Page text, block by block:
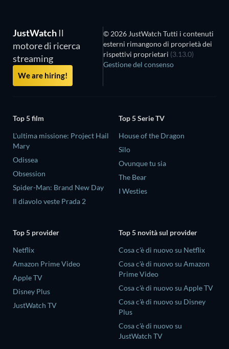
JustWatch Il
motore di ricerca
streaming
We are hiring!
© 2026 JustWatch Tutti i contenuti
esterni rimangono di proprietà dei
rispettivi proprietari (3.13.0)
Gestione del consenso
Top 5 film
L'ultima missione: Project Hail
Mary
Odissea
Obsession
Spider-Man: Brand New Day
Il diavolo veste Prada 2
Top 5 Serie TV
House of the Dragon
Silo
Ovunque tu sia
The Bear
I Westies
Top 5 provider
Netflix
Amazon Prime Video
Apple TV
Disney Plus
JustWatch TV
Top 5 novità sul provider
Cosa c'è di nuovo su Netflix
Cosa c'è di nuovo su Amazon
Prime Video
Cosa c'è di nuovo su Apple TV
Cosa c'è di nuovo su Disney
Plus
Cosa c'è di nuovo su
JustWatch TV